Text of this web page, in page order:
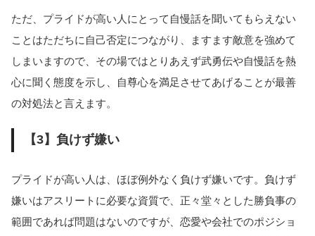
ただ、プライドが高い人にとって自慢話を聞いてもらえない
ことはただちに自己否定につながり、ますます敵意を強めて
しまいますので、その場ではとりあえず武勇伝や自慢話を熱
心に聞く態度を示し、自尊心を満足させてあげることが最善
の対処法と言えます。
【3】負けず嫌い
プライドが高い人は、ほぼ例外なく負けず嫌いです。負けず
嫌いはアスリートに必要な資質で、正々堂々とした勝負事の
範囲であれば問題はないのですが、恋愛や会社でのポジショ